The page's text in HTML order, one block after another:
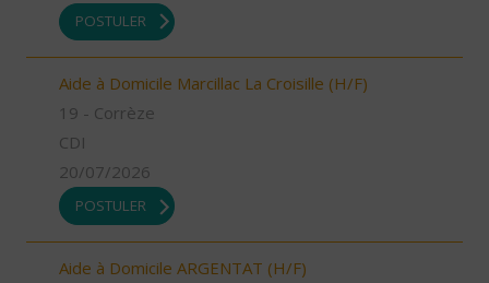
POSTULER
Aide à Domicile Marcillac La Croisille (H/F)
19 - Corrèze
CDI
20/07/2026
POSTULER
Aide à Domicile ARGENTAT (H/F)